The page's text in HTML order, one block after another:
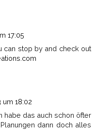
17:05
can stop by and check out
18:02
habe das auch schon öfter
dann doch alles